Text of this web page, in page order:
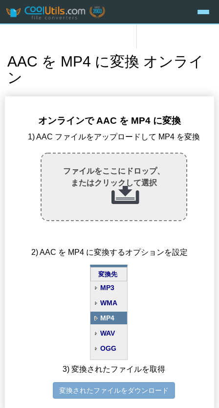
AAC を MP4 に変換 オンライ
ン
オンラインで AAC を MP4 に変換
1) AAC ファイルをアップロードして MP4 を変換
ファイルをここにドロップ、
またはクリックして選択
2) AAC を MP4 に変換するオプションを設定
変換先
MP3
WMA
MP4
WAV
OGG
3) 変換されたファイルを取得
変換されたファイルをダウンロード